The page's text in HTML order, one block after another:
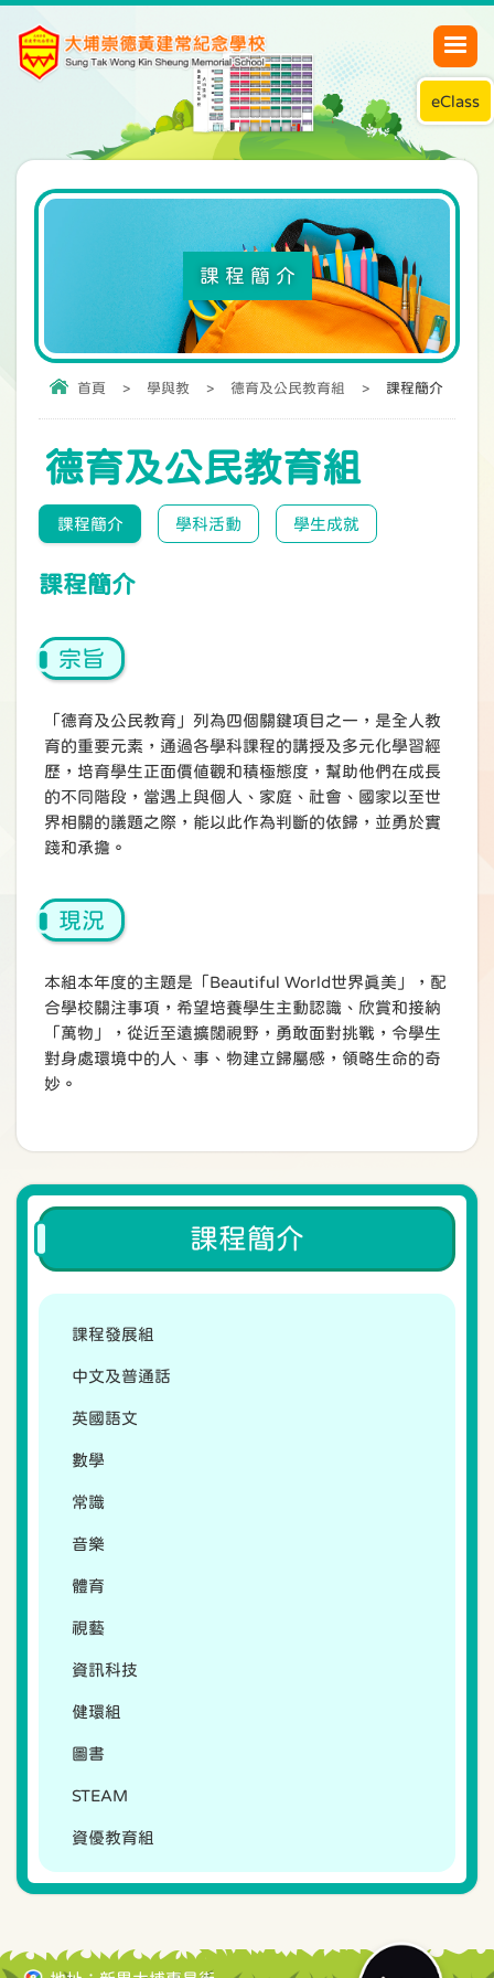
eClass
課程簡介
首頁 > 學與教 > 德育及公民教育組 > 課程簡介
德育及公民教育組
課程簡介 學科活動 學生成就
課程簡介
宗旨
「德育及公民教育」列為四個關鍵項目之一，是全人教
育的重要元素，通過各學科課程的講授及多元化學習經
歷，培育學生正面價值觀和積極態度，幫助他們在成長
的不同階段，當遇上與個人、家庭、社會、國家以至世
界相關的議題之際，能以此作為判斷的依歸，並勇於實
踐和承擔。
現況
本組本年度的主題是「Beautiful World世界真美」，配
合學校關注事項，希望培養學生主動認識、欣賞和接納
「萬物」，從近至遠擴闊視野，勇敢面對挑戰，令學生
對身處環境中的人、事、物建立歸屬感，領略生命的奇
妙。
課程簡介
課程發展組
中文及普通話
英國語文
數學
常識
音樂
體育
視藝
資訊科技
健環組
圖書
STEAM
資優教育組